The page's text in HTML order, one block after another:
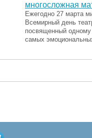
многосложная
Ежегодно 27 марта
Всемирный день
посвященный
самых